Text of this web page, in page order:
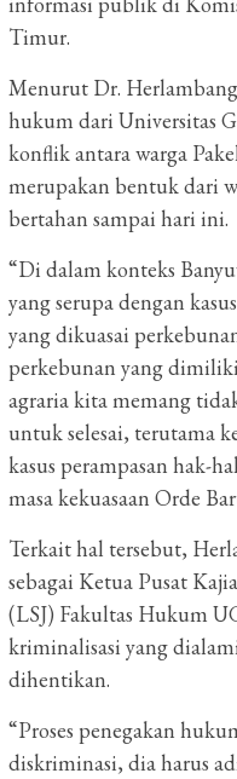
Timur.
Menurut Dr.
hukum dari Universitas
konflik antara warga
merupakan bentuk dari
bertahan sampai hari ini.
“Di dalam konteks
yang serupa dengan
yang dikuasai
perkebunan yang
agraria kita memang
untuk selesai, terutama
kasus perampasan hak-
masa kekuasaan Orde
Terkait hal tersebut,
sebagai Ketua Pusat
(LSJ) Fakultas Hukum
kriminalisasi yang
dihentikan.
“Proses penegakan
diskriminasi, dia harus